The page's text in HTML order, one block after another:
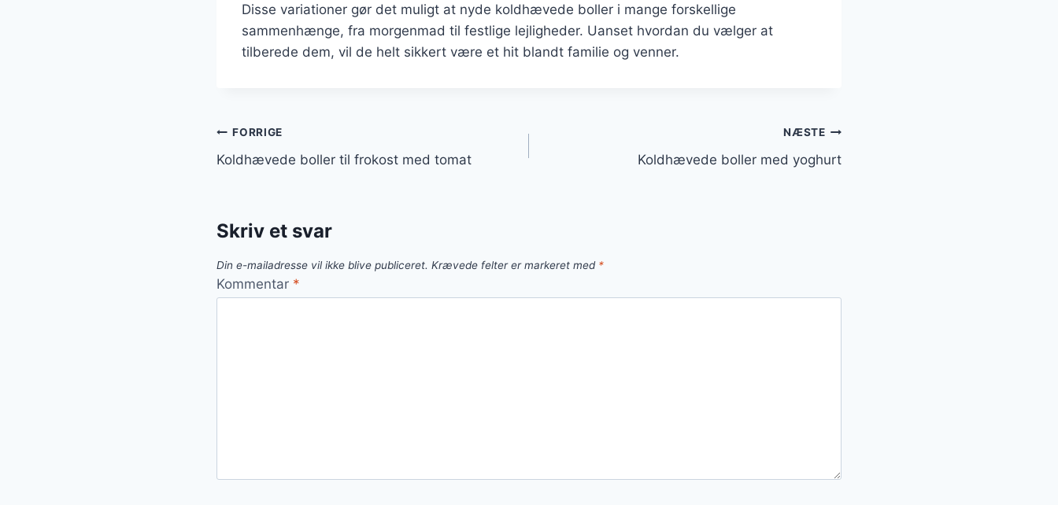
Disse variationer gør det muligt at nyde koldhævede boller i mange forskellige
sammenhænge, fra morgenmad til festlige lejligheder. Uanset hvordan du vælger at
tilberede dem, vil de helt sikkert være et hit blandt familie og venner.
Indlægsnavigation
FORRIGE
Koldhævede boller til frokost med tomat
NÆSTE
Koldhævede boller med yoghurt
Skriv et svar
Din e-mailadresse vil ikke blive publiceret. Krævede felter er markeret med *
Kommentar *